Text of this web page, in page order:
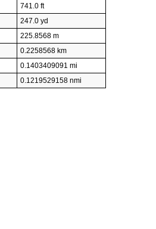
741.0 ft
247.0 yd
225.8568 m
0.2258568 km
0.1403409091 mi
0.1219529158 nmi